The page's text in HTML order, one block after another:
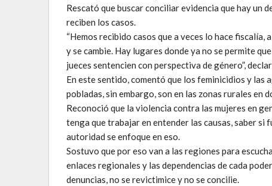
Rescató que buscar conciliar evidencia que hay un
reciben los casos.
“Hemos recibido casos que a veces lo hace
y se cambie. Hay lugares donde ya no se permite
jueces sentencien con perspectiva de género”,
En este sentido, comentó que los feminicidios y las
pobladas, sin embargo, son en las zonas rurales en
Reconoció que la violencia contra las mujeres en
tenga que trabajar en entender las causas, saber
autoridad se enfoque en eso.
Sostuvo que por eso van a las regiones para
enlaces regionales y las dependencias de cada
denuncias, no se revictimice y no se concilie.